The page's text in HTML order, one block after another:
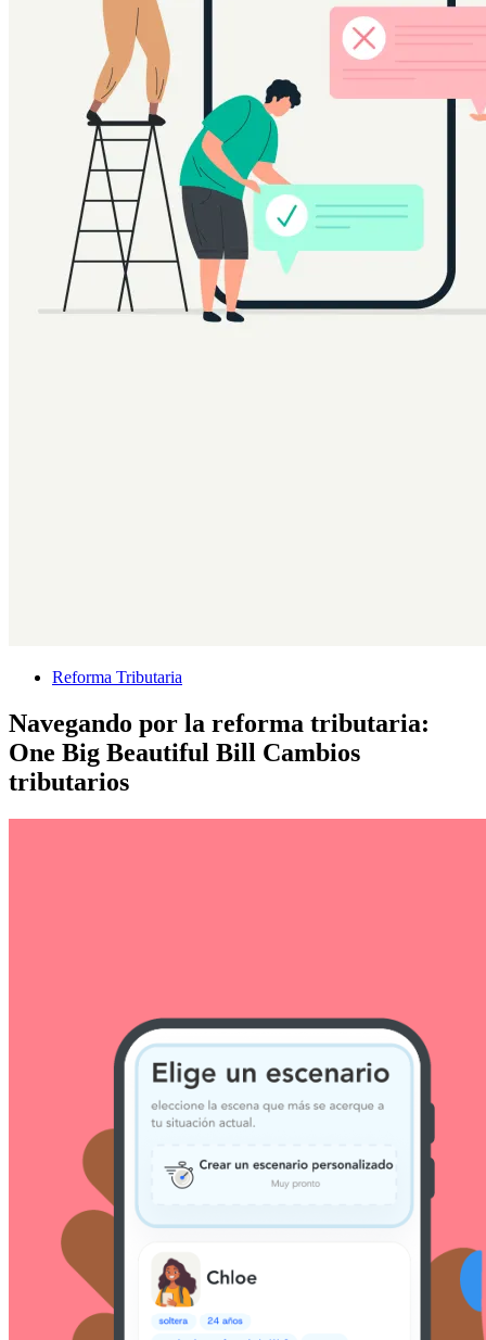
Reforma Tributaria
Navegando por la reforma tributaria:
One Big Beautiful Bill Cambios
tributarios